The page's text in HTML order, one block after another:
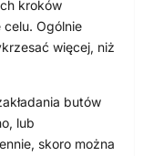
kroków
Ogólnie
więcej, niż
butów
lub
skoro można